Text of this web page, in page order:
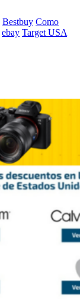
Bestbuy Como
ebay Target USA